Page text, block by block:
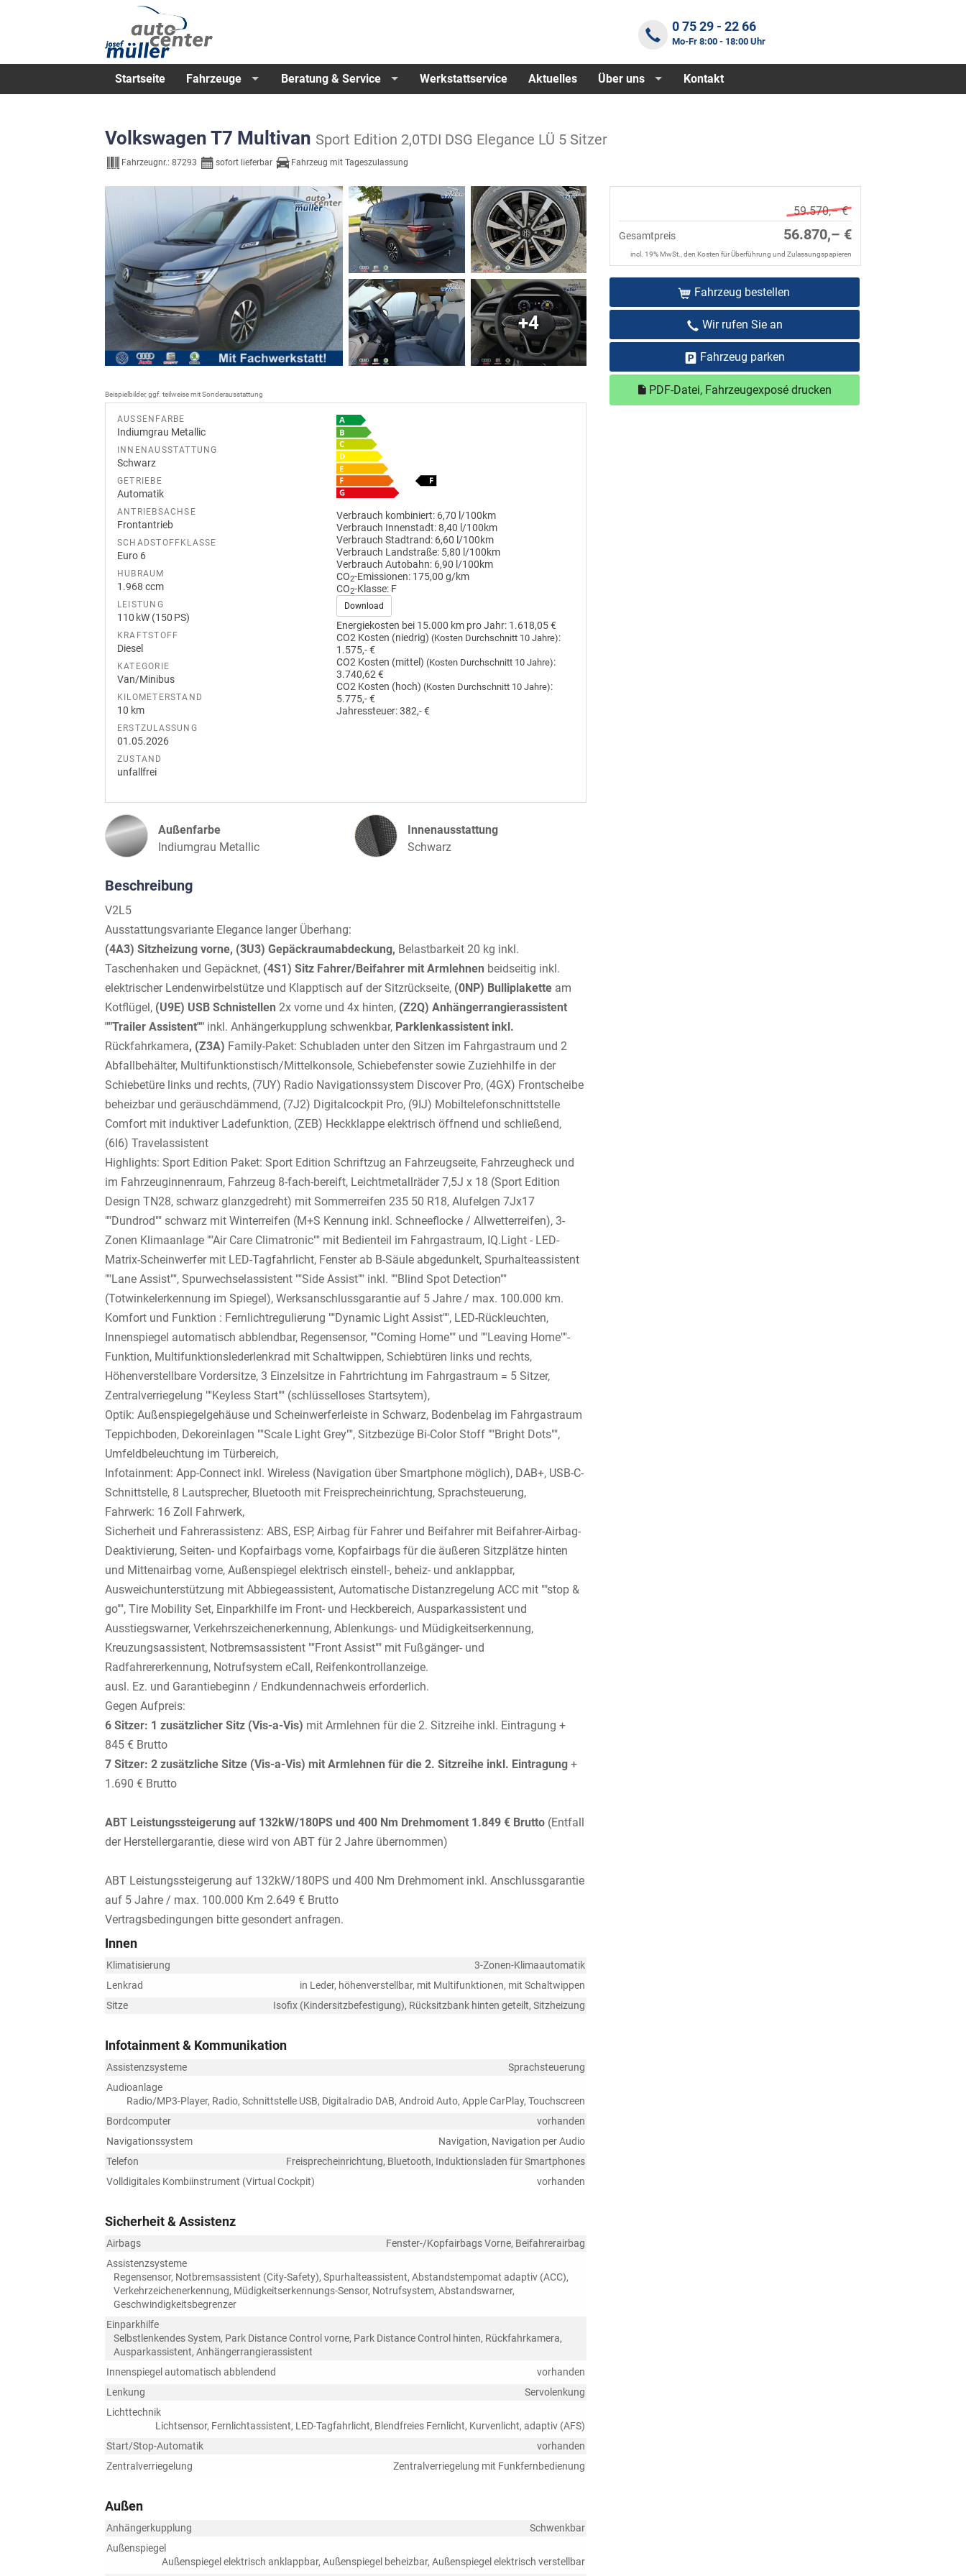
0 75 29 - 22 66
Mo-Fr 8:00 - 18:00 Uhr
Startseite Fahrzeuge Beratung & Service Werkstattservice Aktuelles Über uns Kontakt
Volkswagen T7 Multivan Sport Edition 2,0TDI DSG Elegance LÜ 5 Sitzer
Fahrzeugnr.: 87293 sofort lieferbar Fahrzeug mit Tageszulassung
59.570,– €
Gesamtpreis 56.870,– €
incl. 19% MwSt., den Kosten für Überführung und Zulassungspapieren
Fahrzeug bestellen
Wir rufen Sie an
Fahrzeug parken
PDF-Datei, Fahrzeugexposé drucken
+4
Beispielbilder, ggf. teilweise mit Sonderausstattung
AUSSENFARBE
Indiumgrau Metallic
INNENAUSSTATTUNG
Schwarz
GETRIEBE
Automatik
ANTRIEBSACHSE
Frontantrieb
SCHADSTOFFKLASSE
Euro 6
HUBRAUM
1.968 ccm
LEISTUNG
110 kW (150 PS)
KRAFTSTOFF
Diesel
KATEGORIE
Van/Minibus
KILOMETERSTAND
10 km
ERSTZULASSUNG
01.05.2026
ZUSTAND
unfallfrei
Verbrauch kombiniert: 6,70 l/100km
Verbrauch Innenstadt:8,40 l/100km
Verbrauch Stadtrand: 6,60 l/100km
Verbrauch Landstraße: 5,80 l/100km
Verbrauch Autobahn: 6,90 l/100km
CO2-Emissionen: 175,00 g/km
CO2-Klasse: F
Download
Energiekosten bei 15.000 km pro Jahr: 1.618,05 €
CO2 Kosten (niedrig)(Kosten Durchschnitt 10 Jahre):
1.575,- €
CO2 Kosten (mittel)(Kosten Durchschnitt 10 Jahre):
3.740,62 €
CO2 Kosten (hoch)(Kosten Durchschnitt 10 Jahre):
5.775,- €
Jahressteuer:382,- €
Außenfarbe
Indiumgrau Metallic
Innenausstattung
Innenausstattung
Schwarz
Beschreibung
V2L5
Ausstattungsvariante Elegance langer Überhang:
(4A3) Sitzheizung vorne, (3U3) Gepäckraumabdeckung, Belastbarkeit 20 kg inkl.
Taschenhaken und Gepäcknet, (4S1) Sitz Fahrer/Beifahrer mit Armlehnen beidseitig inkl.
elektrischer Lendenwirbelstütze und Klapptisch auf der Sitzrückseite, (0NP) Bulliplakette am
Kotflügel, (U9E) USB Schnistellen 2x vorne und 4x hinten, (Z2Q) Anhängerrangierassistent
""Trailer Assistent"" inkl. Anhängerkupplung schwenkbar, Parklenkassistent inkl.
Rückfahrkamera, (Z3A) Family-Paket: Schubladen unter den Sitzen im Fahrgastraum und 2
Abfallbehälter, Multifunktionstisch/Mittelkonsole, Schiebefenster sowie Zuziehhilfe in der
Schiebetüre links und rechts, (7UY) Radio Navigationssystem Discover Pro, (4GX) Frontscheibe
beheizbar und geräuschdämmend, (7J2) Digitalcockpit Pro, (9IJ) Mobiltelefonschnittstelle
Comfort mit induktiver Ladefunktion, (ZEB) Heckklappe elektrisch öffnend und schließend,
(6I6) Travelassistent
Highlights: Sport Edition Paket: Sport Edition Schriftzug an Fahrzeugseite, Fahrzeugheck und
im Fahrzeuginnenraum, Fahrzeug 8-fach-bereift, Leichtmetallräder 7,5J x 18 (Sport Edition
Design TN28, schwarz glanzgedreht) mit Sommerreifen 235 50 R18, Alufelgen 7Jx17
""Dundrod"" schwarz mit Winterreifen (M+S Kennung inkl. Schneeflocke / Allwetterreifen), 3-
Zonen Klimaanlage ""Air Care Climatronic"" mit Bedienteil im Fahrgastraum, IQ.Light - LED-
Matrix-Scheinwerfer mit LED-Tagfahrlicht, Fenster ab B-Säule abgedunkelt, Spurhalteassistent
""Lane Assist"", Spurwechselassistent ""Side Assist"" inkl. ""Blind Spot Detection""
(Totwinkelerkennung im Spiegel), Werksanschlussgarantie auf 5 Jahre / max. 100.000 km.
Komfort und Funktion : Fernlichtregulierung ""Dynamic Light Assist"", LED-Rückleuchten,
Innenspiegel automatisch abblendbar, Regensensor, ""Coming Home"" und ""Leaving Home""-
Funktion, Multifunktionslederlenkrad mit Schaltwippen, Schiebtüren links und rechts,
Höhenverstellbare Vordersitze, 3 Einzelsitze in Fahrtrichtung im Fahrgastraum = 5 Sitzer,
Zentralverriegelung ""Keyless Start"" (schlüsselloses Startsytem),
Optik: Außenspiegelgehäuse und Scheinwerferleiste in Schwarz, Bodenbelag im Fahrgastraum
Teppichboden, Dekoreinlagen ""Scale Light Grey"", Sitzbezüge Bi-Color Stoff ""Bright Dots"",
Umfeldbeleuchtung im Türbereich,
Infotainment: App-Connect inkl. Wireless (Navigation über Smartphone möglich), DAB+, USB-C-
Schnittstelle, 8 Lautsprecher, Bluetooth mit Freisprecheinrichtung, Sprachsteuerung,
Fahrwerk: 16 Zoll Fahrwerk,
Sicherheit und Fahrerassistenz: ABS, ESP, Airbag für Fahrer und Beifahrer mit Beifahrer-Airbag-
Deaktivierung, Seiten- und Kopfairbags vorne, Kopfairbags für die äußeren Sitzplätze hinten
und Mittenairbag vorne, Außenspiegel elektrisch einstell-, beheiz- und anklappbar,
Ausweichunterstützung mit Abbiegeassistent, Automatische Distanzregelung ACC mit ""stop &
go"", Tire Mobility Set, Einparkhilfe im Front- und Heckbereich, Ausparkassistent und
Ausstiegswarner, Verkehrszeichenerkennung, Ablenkungs- und Müdigkeitserkennung,
Kreuzungsassistent, Notbremsassistent ""Front Assist"" mit Fußgänger- und
Radfahrererkennung, Notrufsystem eCall, Reifenkontrollanzeige.
ausl. Ez. und Garantiebeginn / Endkundennachweis erforderlich.
Gegen Aufpreis:
6 Sitzer: 1 zusätzlicher Sitz (Vis-a-Vis) mit Armlehnen für die 2. Sitzreihe inkl. Eintragung +
845 € Brutto
7 Sitzer: 2 zusätzliche Sitze (Vis-a-Vis) mit Armlehnen für die 2. Sitzreihe inkl. Eintragung +
1.690 € Brutto
ABT Leistungssteigerung auf 132kW/180PS und 400 Nm Drehmoment 1.849 € Brutto (Entfall
der Herstellergarantie, diese wird von ABT für 2 Jahre übernommen)
ABT Leistungssteigerung auf 132kW/180PS und 400 Nm Drehmoment inkl. Anschlussgarantie
auf 5 Jahre / max. 100.000 Km 2.649 € Brutto
Vertragsbedingungen bitte gesondert anfragen.
Innen
Klimatisierung
3-Zonen-Klimaautomatik
Lenkrad
in Leder, höhenverstellbar, mit Multifunktionen, mit Schaltwippen
Sitze
Isofix (Kindersitzbefestigung), Rücksitzbank hinten geteilt, Sitzheizung
Infotainment & Kommunikation
Assistenzsysteme
Sprachsteuerung
Audioanlage
Radio/MP3-Player, Radio, Schnittstelle USB, Digitalradio DAB, Android Auto, Apple CarPlay, Touchscreen
Bordcomputer
vorhanden
Navigationssystem
Navigation, Navigation per Audio
Telefon
Freisprecheinrichtung, Bluetooth, Induktionsladen für Smartphones
Volldigitales Kombiinstrument (Virtual Cockpit)
vorhanden
Sicherheit & Assistenz
Airbags
Fenster-/Kopfairbags Vorne, Beifahrerairbag
Assistenzsysteme
Regensensor, Notbremsassistent (City-Safety), Spurhalteassistent, Abstandstempomat adaptiv (ACC),
Verkehrzeichenerkennung, Müdigkeitserkennungs-Sensor, Notrufsystem, Abstandswarner,
Geschwindigkeitsbegrenzer
Einparkhilfe
Selbstlenkendes System, Park Distance Control vorne, Park Distance Control hinten, Rückfahrkamera,
Ausparkassistent, Anhängerrangierassistent
Innenspiegel automatisch abblendend
vorhanden
Lenkung
Servolenkung
Lichttechnik
Lichtsensor, Fernlichtassistent, LED-Tagfahrlicht, Blendfreies Fernlicht, Kurvenlicht, adaptiv (AFS)
Start/Stop-Automatik
vorhanden
Zentralverriegelung
Zentralverriegelung mit Funkfernbedienung
Außen
Anhängerkupplung
Schwenkbar
Außenspiegel
Außenspiegel elektrisch anklappbar, Außenspiegel beheizbar, Außenspiegel elektrisch verstellbar